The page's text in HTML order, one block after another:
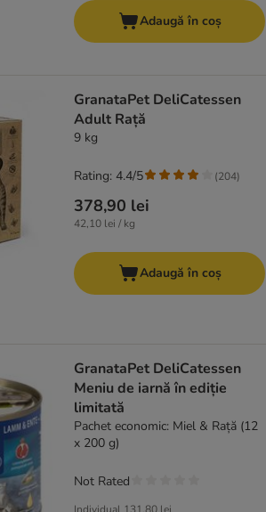
Adaugă în coș
GranataPet DeliCatessen
Adult Rață
9 kg
378,90 lei
42,10 lei / kg
Rating: 4.4/5 (204)
Adaugă în coș
GranataPet DeliCatessen
Meniu de iarnă în ediție
limitată
Pachet economic: Miel & Rață (12
x 200 g)
Not Rated